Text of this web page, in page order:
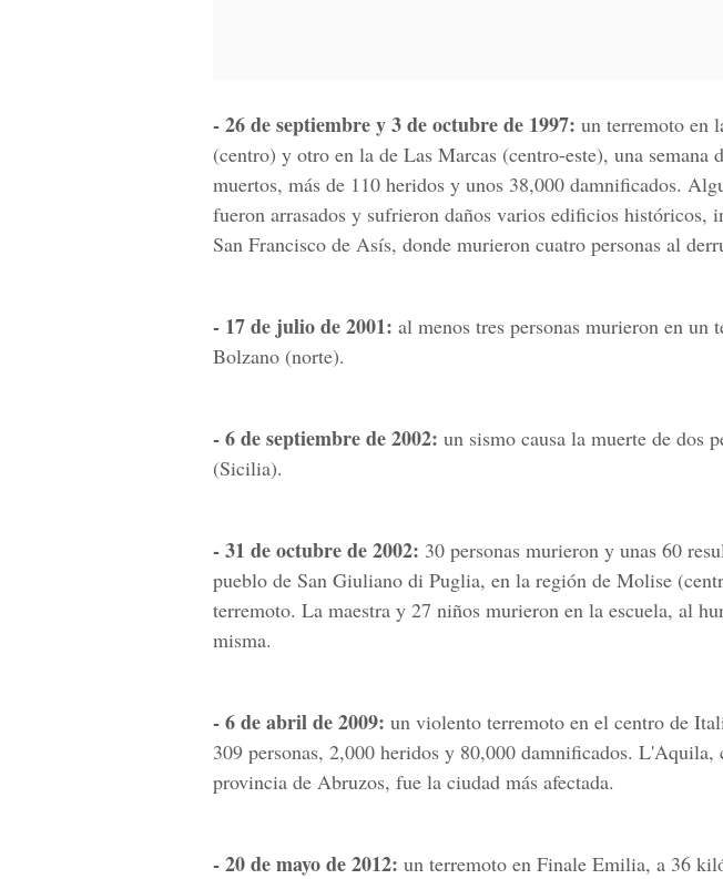
- 26 de septiembre y 3 de octubre de 1997: un terremoto en
(centro) y otro en la de Las Marcas (centro-este), una semana
muertos, más de 110 heridos y unos 38,000 damnificados.
fueron arrasados y sufrieron daños varios edificios históricos,
San Francisco de Asís, donde murieron cuatro personas al
- 17 de julio de 2001: al menos tres personas murieron en un
Bolzano (norte).
- 6 de septiembre de 2002: un sismo causa la muerte de dos
(Sicilia).
- 31 de octubre de 2002: 30 personas murieron y unas 60
pueblo de San Giuliano di Puglia, en la región de Molise
terremoto. La maestra y 27 niños murieron en la escuela, al
misma.
- 6 de abril de 2009: un violento terremoto en el centro de
309 personas, 2,000 heridos y 80,000 damnificados. L'Aquila,
provincia de Abruzos, fue la ciudad más afectada.
- 20 de mayo de 2012: un terremoto en Finale Emilia, a 36